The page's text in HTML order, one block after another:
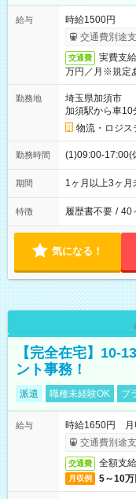
給与
時給1500円
交通費別途
交通費
実費支
万円／月※規定
勤務地
埼玉県加須市
加須駅から車10
物流・ロジス
勤務時間 (1)09:00-17:00(
期間 1ヶ月以上3ヶ
特徴 履歴書不要 / 40
気になる！
【完全在宅】10-
ント事務！
派遣 職種未経験OK ブ
給与
時給1650円 月
交通費別途
交通費 全額支給
月収例 5～10万